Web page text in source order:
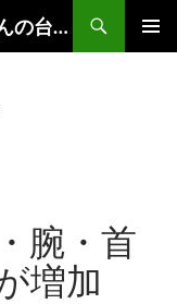
ばあちゃんの料理教室｜ばあちゃんの台所から学ぶ、食と健康の知恵
腕・首
増加